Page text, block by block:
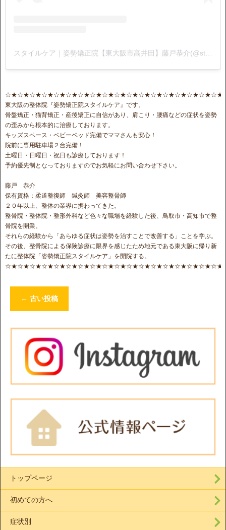
東大阪の整体院『姿勢矯正院スタイルケア』です。
骨盤矯正・猫背矯正・産後矯正に自信があり、肩こり・腰痛などの症状を姿勢
の歪みから根本的に治療しております。
キッズスペース・ベビーベッド完備でママさんも安心！
院前に専用駐車場２台完備！
土曜日・日曜日・祝日も診療しております！
予約優先制となっておりますのでお気軽にお問い合わせ下さい。
藤戸 恭介
保有資格：柔道整復師 鍼灸師 美容整骨師
２０年以上、整体の業界に携わってきた。
整骨院・整体院・整形外科など色々な職場を経験した後、鳥取市・高知市で整
骨院を開業。
それらの経験から「あらゆる症状は姿勢を治すことで改善する」ことを学ぶ。
その後、整骨院による保険診療に限界を感じたため地元である東大阪に帰り新
たに整体院「姿勢矯正院スタイルケア」を開院する。
← 古い投稿
トップページ
初めての方へ
症状別